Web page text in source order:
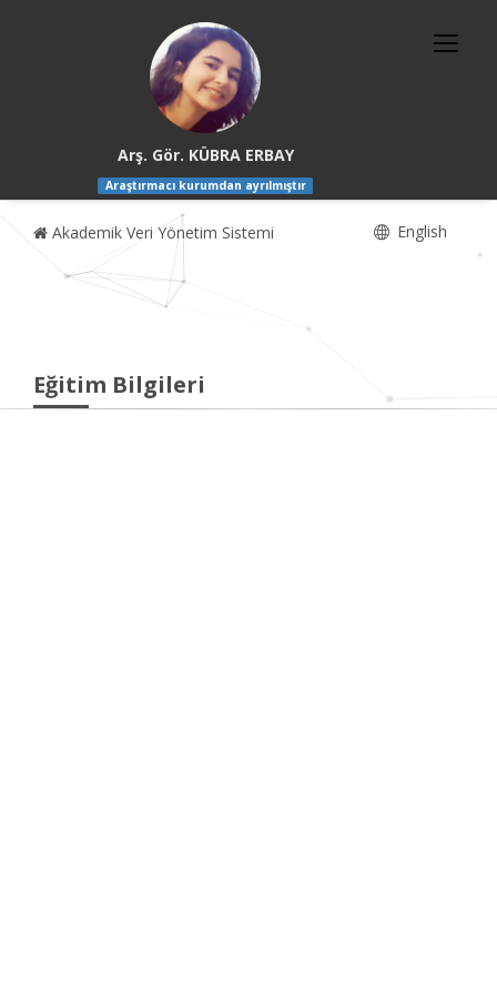
Arş. Gör. KÜBRA ERBAY
Araştırmacı kurumdan ayrılmıştır
Akademik Veri Yönetim Sistemi English
Eğitim Bilgileri